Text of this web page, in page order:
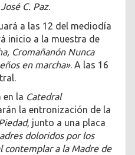
José C. Paz.
a las 12 del mediodía
inicio a la muestra de
Cromañanón Nunca
en marcha». A las 16
en la Catedral
la entronización de la
, junto a una placa
doloridos por los
contemplar a la Madre de